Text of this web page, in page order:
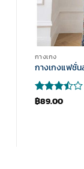
กางเกง
กางเกงแฟชั่
ให้
฿89.00